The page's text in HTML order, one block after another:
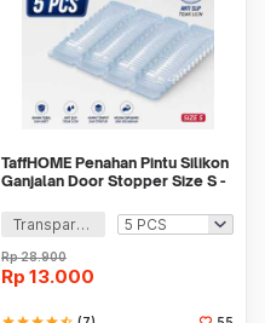
TaffHOME Penahan Pintu Silikon
Ganjalan Door Stopper Size S -
Transparan
Rp28.900
Rp 13.000